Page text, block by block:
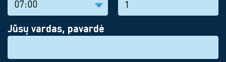
Jūsų vardas, pavardė